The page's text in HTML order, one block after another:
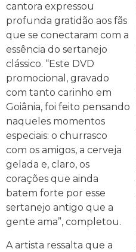
cantora expressou
profunda gratidão aos fãs
que se conectaram com a
essência do sertanejo
clássico. “Este DVD
promocional, gravado
com tanto carinho em
Goiânia, foi feito pensando
naqueles momentos
especiais: o churrasco
com os amigos, a cerveja
gelada e, claro, os
corações que ainda
batem forte por esse
sertanejo antigo que a
gente ama”, completou.
A artista ressalta que a